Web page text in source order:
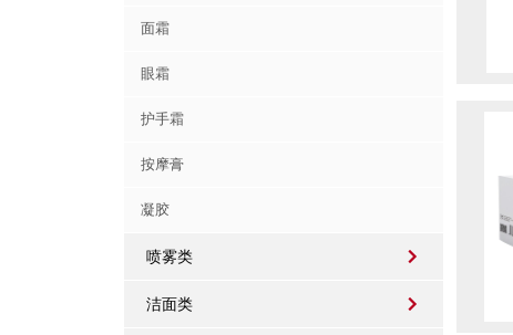
面霜
眼霜
护手霜
按摩膏
凝胶
喷雾类
洁面类